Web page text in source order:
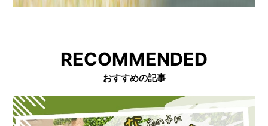
RECOMMENDED
おすすめの記事